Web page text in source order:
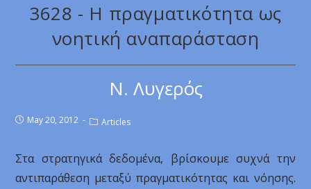
3628 - Η πραγματικότητα ως
νοητική αναπαράσταση
Ν. Λυγερός
May 20, 2012 Articles
Στα στρατηγικά δεδομένα, βρίσκουμε συχνά την
αντιπαράθεση μεταξύ πραγματικότητας και νόησης.